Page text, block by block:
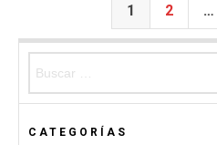
1 2 …
CATEGORÍAS